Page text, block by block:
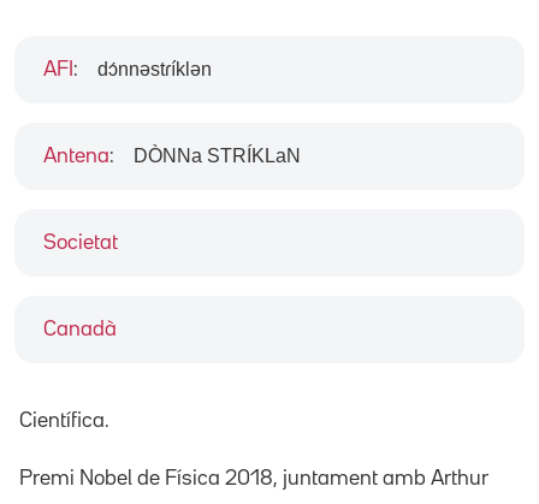
Societat
Canadà
AFI : dɔ́nnəstɾíklən
Antena: DÒNNa STRÍKLaN
Científica.
Premi Nobel de Física 2018, juntament amb Arthur